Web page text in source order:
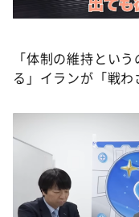
「体制の維持とい
る」イランが「戦